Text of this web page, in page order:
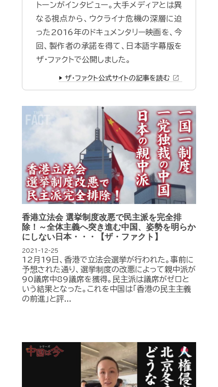
トーンがインタビュー。大手メディアとは異
なる視点から、ウクライナ危機の深層に迫
った2016年のドキュメンタリー映画を、今
回、製作者の承諾を得て、日本語字幕版を
ザ・ファクトで公開しました。
▶️ ザ・ファクト公式サイトの記事を読む open_in_new
香港立法会 選挙制度改悪で民主派を完全排
除！～全体主義へ突き進む中国、姿勢を明らか
にしない日本・・・【ザ・ファクト】
2021-12-25
12月19日、香港で立法会選挙が行われた。事前に
予想された通り、選挙制度の改悪によって親中派が
90議席中89議席を獲得。民主派は議席がゼロと
いう結果となった。これを中国は「香港の民主主義
の前進」と評...